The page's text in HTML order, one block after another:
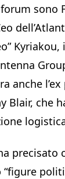
sono
anche
Blair, che
precisato
“figure